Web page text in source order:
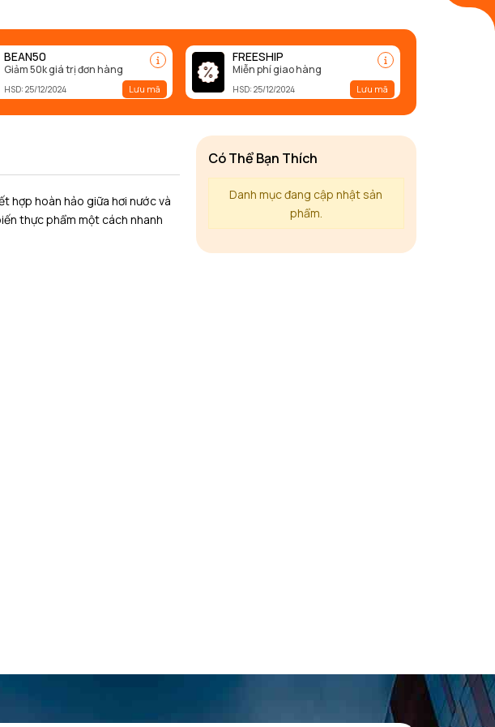
BEAN50
Giảm 50k giá trị đơn hàng
HSD: 25/12/2024 Lưu mã
FREESHIP
Miễn phí giao hàng
HSD: 25/12/2024 Lưu mã
Có Thể Bạn Thích
Danh mục đang cập nhật sản
phẩm.
hợp hoàn hảo giữa hơi nước và
thực phẩm một cách nhanh
nướng kết hợp với hơi
250 độ C.